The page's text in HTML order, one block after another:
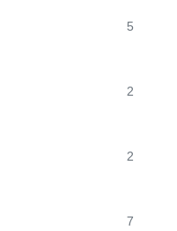
5
2
2
7